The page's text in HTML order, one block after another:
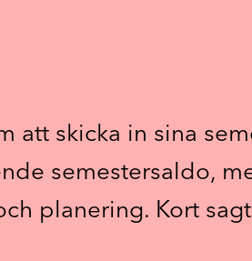
att skicka in sina
semestersaldo,
planering. Kort